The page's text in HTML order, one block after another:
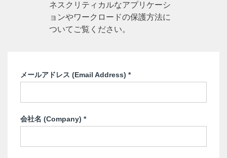
ネスクリティカルなアプリケーシ
ョンやワークロードの保護方法に
ついてご覧ください。
メールアドレス (Email Address) *
会社名 (Company) *